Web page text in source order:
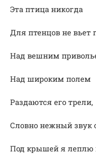
Эта птица никогда
Для птенцов не вьет
Над вешним
Над широким полем
Раздаются его трели,
Словно нежный звук
Под крышей я леплю